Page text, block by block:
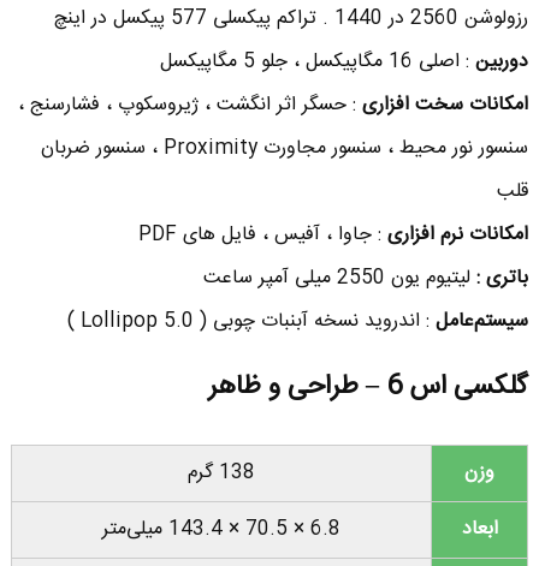
رزولوشن 2560 در 1440 . تراکم پیکسلی 577 پیکسل در اینچ
دوربین: اصلی 16 مگاپیکسل ، جلو 5 مگاپیکسل
امکانات سخت افزاری: حسگر اثر انگشت ، ژیروسکوپ ، فشارسنج ،
سنسور نور محیط ، سنسور مجاورت Proximity ، سنسور ضربان
قلب
امکانات نرم افزاری: جاوا ، آفیس ، فایل های PDF
باتری :لیتیوم یون 2550 میلی آمپر ساعت
سیستم‌عامل: اندروید نسخه آبنبات چوبی ( Lollipop 5.0 )
گلکسی اس 6 – طراحی و ظاهر
وزن
138 گرم
ابعاد
6.8 × 70.5 × 143.4 میلی‌متر